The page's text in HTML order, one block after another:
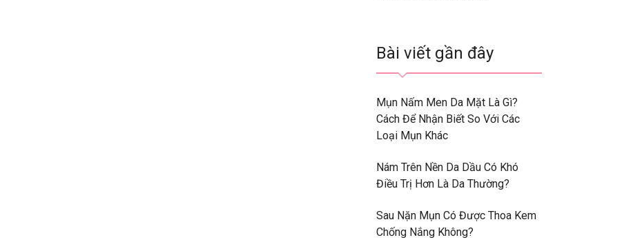
Bài viết gần đây
Mụn Nấm Men Da Mặt Là Gì?
Cách Để Nhận Biết So Với Các
Loại Mụn Khác
Nám Trên Nền Da Dầu Có Khó
Điều Trị Hơn Là Da Thường?
Sau Nặn Mụn Có Được Thoa Kem
Chống Nắng Không?